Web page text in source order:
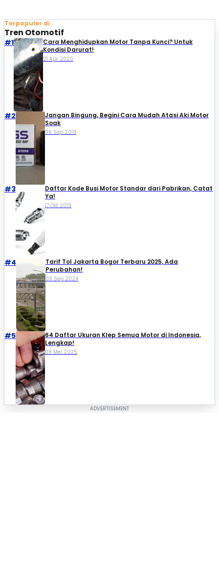
Terpopuler di
Tren Otomotif
#1
Cara Menghidupkan Motor Tanpa Kunci? Untuk
Kondisi Darurat!
21 Apr 2020
#2
Jangan Bingung, Begini Cara Mudah Atasi Aki Motor
Soak
06 Sep 2019
#3
Daftar Kode Busi Motor Standar dari Pabrikan, Catat
Ya!
17 Okt 2019
#4
Tarif Tol Jakarta Bogor Terbaru 2025, Ada
Perubahan!
09 Sep 2024
#5
64 Daftar Ukuran Klep Semua Motor di Indonesia,
Lengkap!
08 Mei 2025